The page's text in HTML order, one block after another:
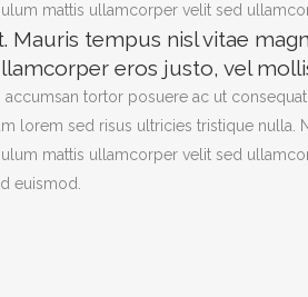
mattis ullamcorper velit sed
tempus nisl vitae
eros justo, vel
tortor posuere ac ut
lorem sed risus ultricies tristique
mattis ullamcorper velit sed
euismod.